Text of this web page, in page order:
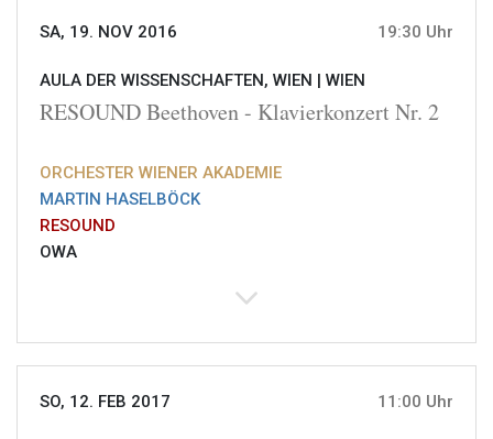
SA, 19. NOV 2016 19:30 Uhr
AULA DER WISSENSCHAFTEN, WIEN | WIEN
RESOUND Beethoven - Klavierkonzert Nr. 2
ORCHESTER WIENER AKADEMIE
MARTIN HASELBÖCK
RESOUND
OWA
SO, 12. FEB 2017 11:00 Uhr